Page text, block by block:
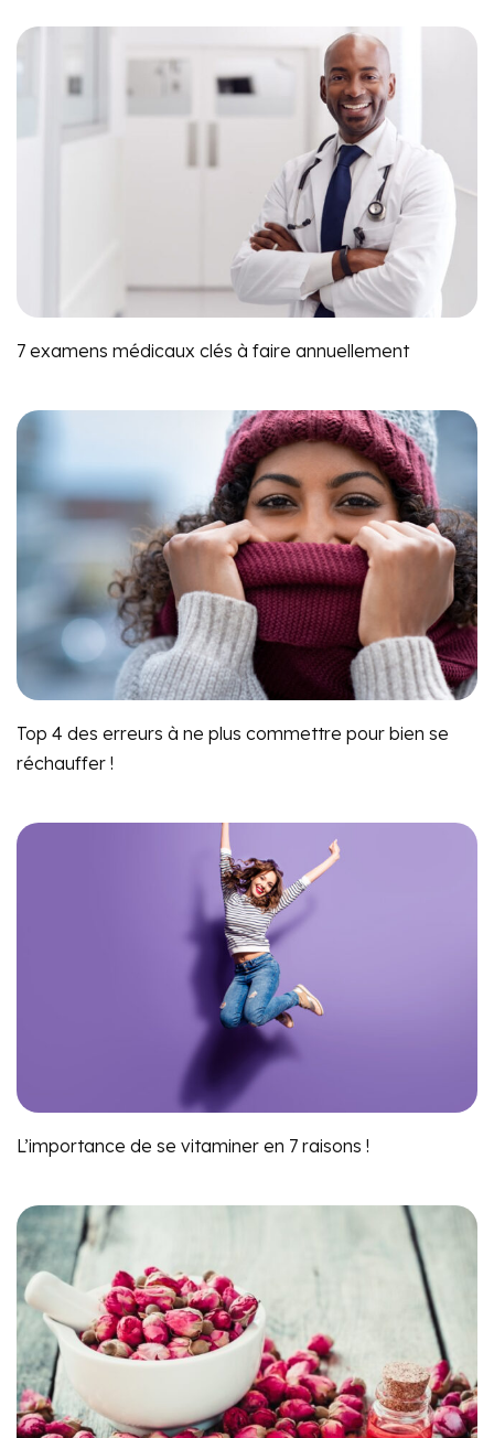
7 examens médicaux clés à faire annuellement
Top 4 des erreurs à ne plus commettre pour bien se
réchauffer !
L’importance de se vitaminer en 7 raisons !